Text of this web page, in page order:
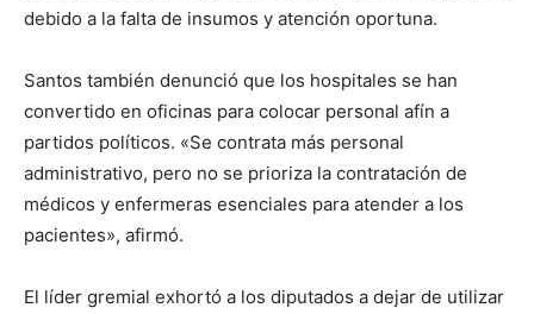
debido a la falta de insumos y atención oportuna.
Santos también denunció que los hospitales se han
convertido en oficinas para colocar personal afín a
partidos políticos. «Se contrata más personal
administrativo, pero no se prioriza la contratación de
médicos y enfermeras esenciales para atender a los
pacientes», afirmó.
El líder gremial exhortó a los diputados a dejar de utilizar